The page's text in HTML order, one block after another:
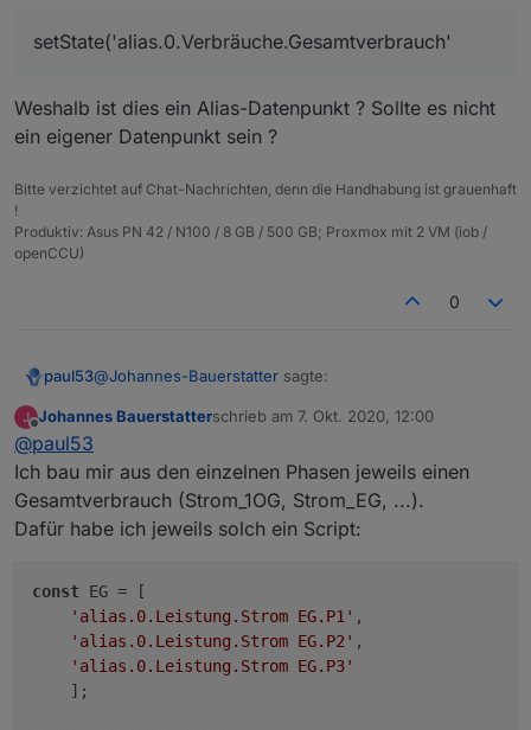
    ];
on(EG, function (obj)
+
Unter "0_userdata.0" funktioniert die
setState('alias.0.Verbräuche.Gesamtverbrauch'
Weshalb ist dies ein Alias-Datenpunkt ? Sollte es nicht
ein eigener Datenpunkt sein ?
Bitte verzichtet auf Chat-Nachrichten, denn die Handhabung ist grauenhaft
!
Produktiv: Asus PN 42 / N100 / 8 GB / 500 GB; Proxmox mit 2 VM (iob /
openCCU)
0
paul53@Johannes-Bauerstatter sagte:
Weshalb ist dies ein Alias-Datenpunkt ? Sollte es nicht
ein eigener Datenpunkt sein ?
Offline
Johannes Bauerstatterschrieb am 7. Okt. 2020, 12:00
zuletzt editiert von
@paul53
Ich bau mir aus den einzelnen Phasen jeweils einen
Gesamtverbrauch (Strom_1OG, Strom_EG, ...).
Dafür habe ich jeweils solch ein Script:
const EG = [
'alias.0.Leistung.Strom EG.P1' ,
'alias.0.Leistung.Strom EG.P2' ,
'alias.0.Leistung.Strom EG.P3'
    ];